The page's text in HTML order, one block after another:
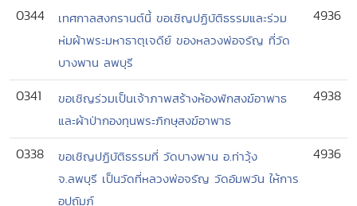
0344
เทศกาลสงกรานต์นี้ ขอเชิญปฏิบัติธรรมและร่วม
ห่มผ้าพระมหาธาตุเจดีย์ ของหลวงพ่อจรัญ ที่วัด
บางพาน ลพบุรี
4936
0341
ขอเชิญร่วมเป็นเจ้าภาพสร้างห้องพักสงฆ์อาพาธ
และผ้าป่ากองทุนพระภิกษุสงฆ์อาพาธ
4938
0338
ขอเชิญปฏิบัติธรรมที่ วัดบางพาน อ.ท่าวุ้ง
จ.ลพบุรี เป็นวัดที่หลวงพ่อจรัญ วัดอัมพวัน ให้การ
อุปถัมภ์
4936